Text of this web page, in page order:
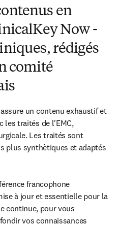
en
Now -
rédigés
comité
un contenu exhaustif et
les traités de l'EMC,
Les traités sont
plus synthètiques et adaptés
francophone
à jour et essentielle pour la
continue, pour vous
vos connaissances